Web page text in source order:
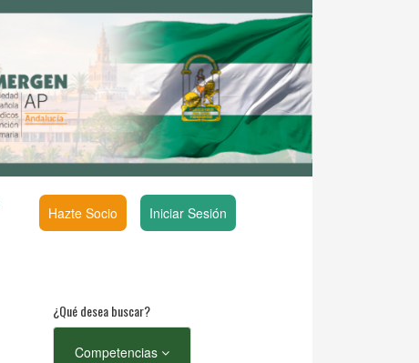
Hazte Socio Iniciar Sesión
¿Qué desea buscar?
Competencias